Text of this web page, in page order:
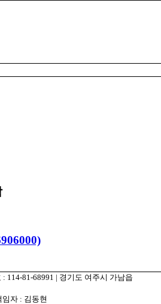
114-81-68991 | 경기도 여주시 가남읍
자 : 김동현